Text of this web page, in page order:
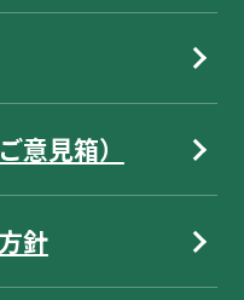
意見箱）
針